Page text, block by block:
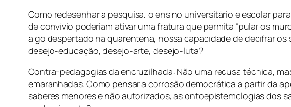
Como redesenhar a pesquisa, o ensino universitário e escolar
de convívio poderiam ativar uma fratura que permita “pular os
algo despertado na quarentena, nossa capacidade de decifrar
desejo-educação, desejo-arte, desejo-luta?
Contra-pedagogias da encruzilhada: Não uma recusa técnica,
emaranhadas. Como pensar a corrosão democrática a partir da
saberes menores e não autorizados, as ontoepistemologias dos